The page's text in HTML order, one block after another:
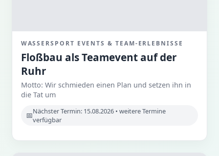
WASSERSPORT EVENTS & TEAM-ERLEBNISSE
Floßbau als Teamevent auf der
Ruhr
Motto: Wir schmieden einen Plan und setzen ihn in
die Tat um
Nächster Termin: 15.08.2026 • weitere Termine
verfügbar